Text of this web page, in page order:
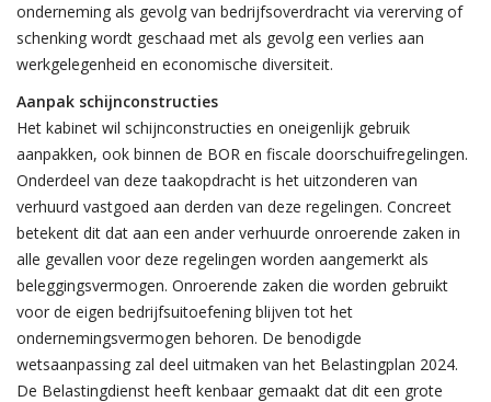
onderneming als gevolg van bedrijfsoverdracht via vererving of
schenking wordt geschaad met als gevolg een verlies aan
werkgelegenheid en economische diversiteit.
Aanpak schijnconstructies
Het kabinet wil schijnconstructies en oneigenlijk gebruik
aanpakken, ook binnen de BOR en fiscale doorschuifregelingen.
Onderdeel van deze taakopdracht is het uitzonderen van
verhuurd vastgoed aan derden van deze regelingen. Concreet
betekent dit dat aan een ander verhuurde onroerende zaken in
alle gevallen voor deze regelingen worden aangemerkt als
beleggingsvermogen. Onroerende zaken die worden gebruikt
voor de eigen bedrijfsuitoefening blijven tot het
ondernemingsvermogen behoren. De benodigde
wetsaanpassing zal deel uitmaken van het Belastingplan 2024.
De Belastingdienst heeft kenbaar gemaakt dat dit een grote